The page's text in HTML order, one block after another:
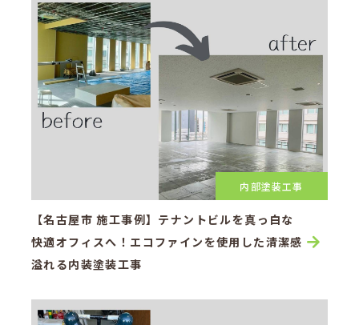
内部塗装工事
【名古屋市 施工事例】テナントビルを真っ白な
快適オフィスへ！エコファインを使用した清潔感
溢れる内装塗装工事